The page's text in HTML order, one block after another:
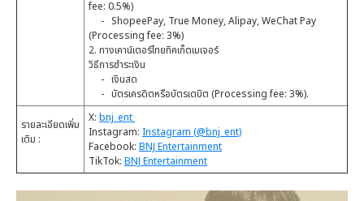
fee: 0.5%)
- ShopeePay, True Money, Alipay, WeChat Pay
(Processing fee: 3%)
2. ทางเคาน์เตอร์ไทยทิคเก็ตเมเจอร์
วิธีการชำระเงิน
- เงินสด
- บัตรเครดิตหรือบัตรเดบิต (Processing fee: 3%).
รายละเอียดเพิ่ม
เติม :
X: bnj_ent
Instagram: Instagram (@bnj_ent)
Facebook: BNJ Entertainment
TikTok: BNJ Entertainment